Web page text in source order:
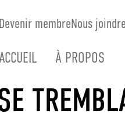
Devenir membreNous joindre
ACCUEIL À PROPOS